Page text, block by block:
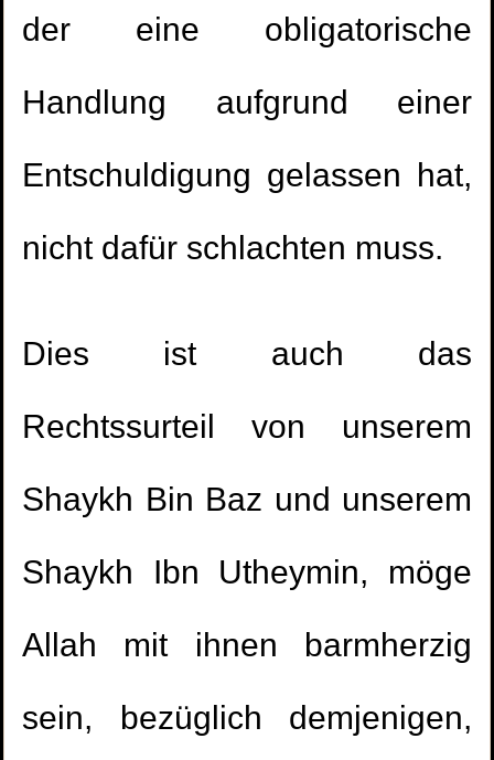
der eine obligatorische
Handlung aufgrund einer
Entschuldigung gelassen hat,
nicht dafür schlachten muss.
Dies ist auch das
Rechtssurteil von unserem
Shaykh Bin Baz und unserem
Shaykh Ibn Utheymin, möge
Allah mit ihnen barmherzig
sein, bezüglich demjenigen,